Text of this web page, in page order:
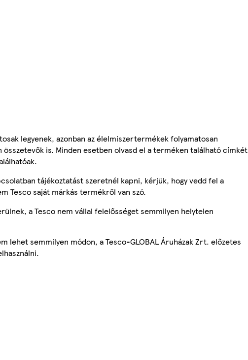
legyenek, azonban az élelmiszertermékek folyamatosan
is. Minden esetben olvasd el a terméken található címkét
tájékoztatást szeretnél kapni, kérjük, hogy vedd fel a
Tesco saját márkás termékről van szó.
a Tesco nem vállal felelősséget semmilyen helytelen
lehet semmilyen módon, a Tesco-GLOBAL Áruházak Zrt. előzetes